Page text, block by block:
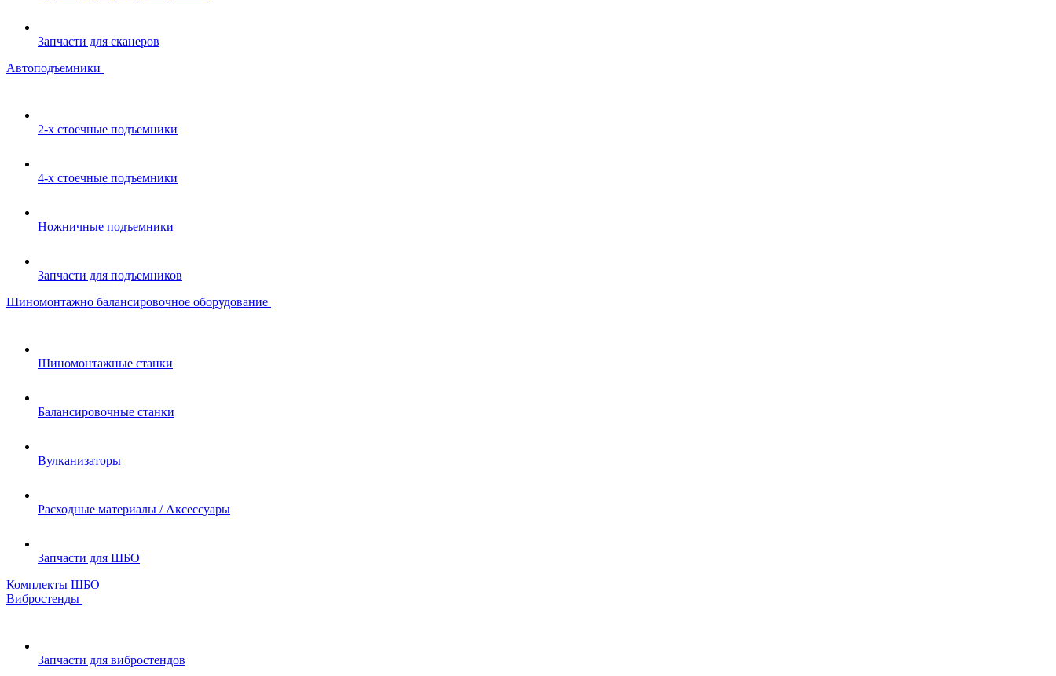
Запчасти для сканеров
Автоподъемники
2-х стоечные подъемники
4-х стоечные подъемники
Ножничные подъемники
Запчасти для подъемников
Шиномонтажно балансировочное оборудование
Шиномонтажные станки
Балансировочные станки
Вулканизаторы
Расходные материалы / Аксессуары
Запчасти для ШБО
Комплекты ШБО
Вибростенды
Запчасти для вибростендов